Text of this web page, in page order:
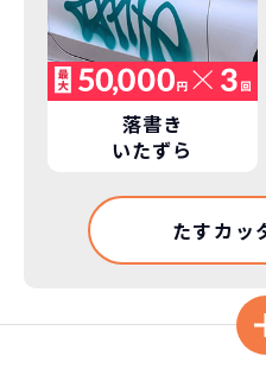
落書き
いたずら
たすカッ